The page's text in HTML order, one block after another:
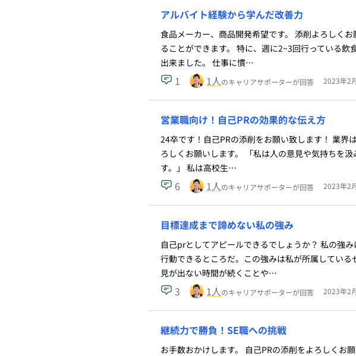
アルバイト経験から学んだ改善力
食品メーカー、商品開発希望です。 添削よろしく
ることができます。 特に、週に2~3回行っている
出来ました。 仕事に慣…
1 1人のキャリアサポーターが回答 2023年2
営業職向け！自己PRの効果的な伝え方
24卒です！自己PRの添削をお願い致します！ 業界
ろしくお願いします。 「私は人の意見や気持ちを
す。」 私は高校生…
6 1人のキャリアサポーターが回答 2023年2
目標達成まで諦めない私の強み
自己prとしてアピールできるでしょうか？ 私の強
行動できるところだ。この強みは私が所属してい
見が出ない時間が続くことや…
3 1人のキャリアサポーターが回答 2023年2
継続力で勝負！SE職への挑戦
お手数おかけします。 自己PRの添削をよろしくお